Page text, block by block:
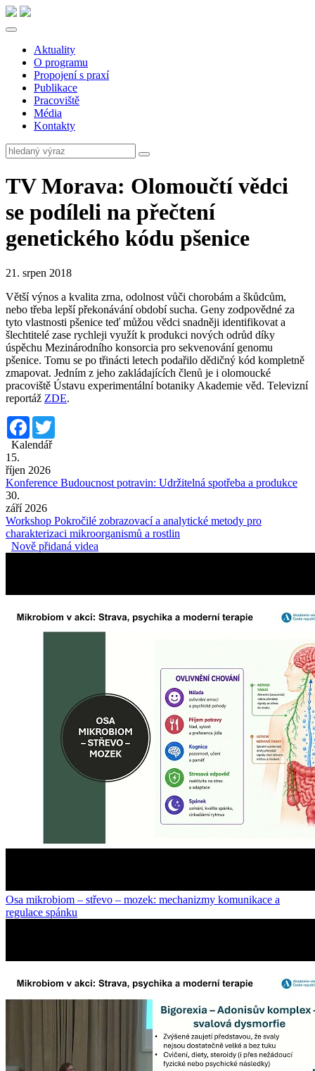
Aktuality
O programu
Propojení s praxí
Publikace
Pracoviště
Média
Kontakty
TV Morava: Olomoučtí vědci
se podíleli na přečtení
genetického kódu pšenice
21. srpen 2018
Větší výnos a kvalita zrna, odolnost vůči chorobám a škůdcům,
nebo třeba lepší překonávání období sucha. Geny zodpovědné za
tyto vlastnosti pšenice teď můžou vědci snadněji identifikovat a
šlechtitelé zase rychleji využít k produkci nových odrůd díky
úspěchu Mezinárodního konsorcia pro sekvenování genomu
pšenice. Tomu se po třinácti letech podařilo dědičný kód kompletně
zmapovat. Jedním z jeho zakládajících členů je i olomoucké
pracoviště Ústavu experimentální botaniky Akademie věd. Televizní
reportáž ZDE.
Facebook
Kalendář
15.
říjen 2026
Konference Budoucnost potravin: Udržitelná spotřeba a produkce
30.
září 2026
Workshop Pokročilé zobrazovací a analytické metody pro
charakterizaci mikroorganismů a rostlin
Nově přidaná videa
Osa mikrobiom – střevo – mozek: mechanizmy komunikace a
regulace spánku